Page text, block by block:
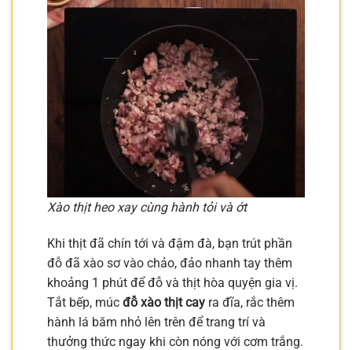
Xào thịt heo xay cùng hành tỏi và ớt
Khi thịt đã chín tới và đậm đà, bạn trút phần
đỗ đã xào sơ vào chảo, đảo nhanh tay thêm
khoảng 1 phút để đỗ và thịt hòa quyện gia vị.
Tắt bếp, múc đỗ xào thịt cay ra đĩa, rắc thêm
hành lá băm nhỏ lên trên để trang trí và
thưởng thức ngay khi còn nóng với cơm trắng.